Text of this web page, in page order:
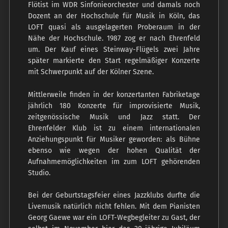
Flötist im WDR Sinfonieorchester und damals noch
Dozent an der Hochschule für Musik in Köln, das
LOFT quasi als ausgelagerten Proberaum in der
Nähe der Hochschule. 1987 zog er nach Ehrenfeld
um. Der Kauf eines Steinway-Flügels zwei Jahre
später markierte den Start regelmäßiger Konzerte
mit Schwerpunkt auf der Kölner Szene.
Mittlerweile finden in der konzertanten Fabriketage
jährlich 180 Konzerte für improvisierte Musik,
zeitgenössische Musik und Jazz statt. Der
Ehrenfelder Klub ist zu einem internationalen
Anziehungspunkt für Musiker geworden: als Bühne
ebenso wie wegen der hohen Qualität der
Aufnahmemöglichkeiten im zum LOFT gehörenden
Studio.
Bei der Geburtstagsfeier eines Jazzklubs durfte die
Livemusik natürlich nicht fehlen. Mit dem Pianisten
Georg Gaewe war ein LOFT-Wegbegleiter zu Gast, der